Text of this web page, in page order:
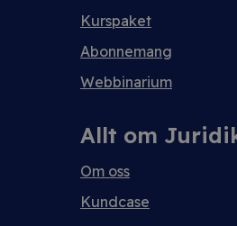
Kurspaket
Abonnemang
Webbinarium
Allt om
Om oss
Kundcase